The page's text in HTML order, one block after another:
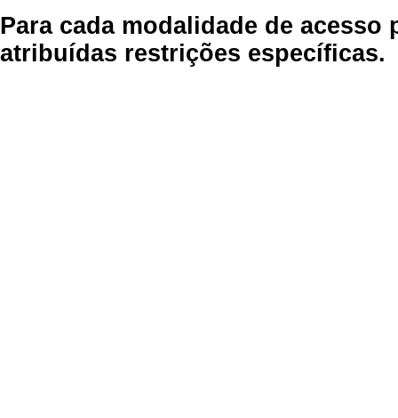
Para cada modalidade de
atribuídas restrições específicas.